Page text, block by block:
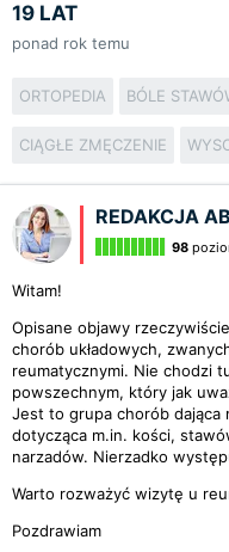
19 LAT
ponad rok temu
ORTOPEDIA BÓLE
CIĄGŁE ZMĘCZENIE
REDAKCJA
98
Witam!
Opisane objawy
chorób układowych,
reumatycznymi. Nie chodzi
powszechnym, który jak
Jest to grupa chorób dająca
dotycząca m.in. kości,
narzadów. Nierzadko
Warto rozważyć wizytę u
Pozdrawiam